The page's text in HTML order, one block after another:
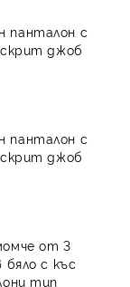
панталон с
скрит джоб
панталон с
скрит джоб
от 3
с къс
тип